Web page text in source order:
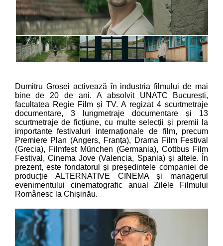
Dumitru Grosei activează în industria filmului de mai
bine de 20 de ani. A absolvit UNATC București,
facultatea Regie Film și TV. A regizat 4 scurtmetraje
documentare, 3 lungmetraje documentare și 13
scurtmetraje de ficțiune, cu multe selecții și premii la
importante festivaluri internaționale de film, precum
Premiere Plan (Angers, Franța), Drama Film Festival
(Grecia), Filmfest München (Germania), Cottbus Film
Festival, Cinema Jove (Valencia, Spania) și altele. În
prezent, este fondatorul și președintele companiei de
producție ALTERNATIVE CINEMA și managerul
evenimentului cinematografic anual Zilele Filmului
Românesc la Chișinău.